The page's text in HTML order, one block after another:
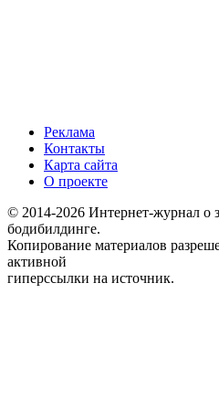
Реклама
Контакты
Карта сайта
О проекте
© 2014-2026 Интернет-журнал о
бодибилдинге.
Копирование материалов
активной
гиперссылки на источник.